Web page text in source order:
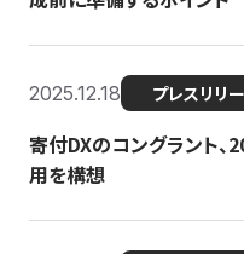
2025.12.18 プレスリリ
寄付DXのコングラント
用を構想